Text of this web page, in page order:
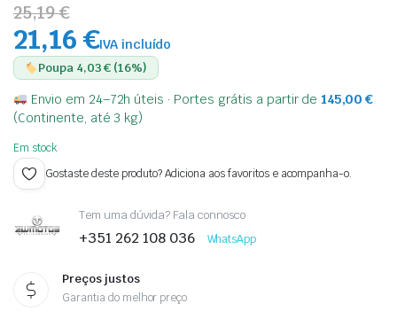
25,19 €
21,16 €IVA incluído
Poupa 4,03 € (16%)
Envio em 24–72h úteis · Portes grátis a partir de145,00 €
(Continente, até 3 kg)
Em stock
Gostaste deste produto? Adiciona aos favoritos e acompanha-o.
Tem uma dúvida? Fala connosco
+351 262 108 036 WhatsApp
Preços justos
Garantia do melhor preço